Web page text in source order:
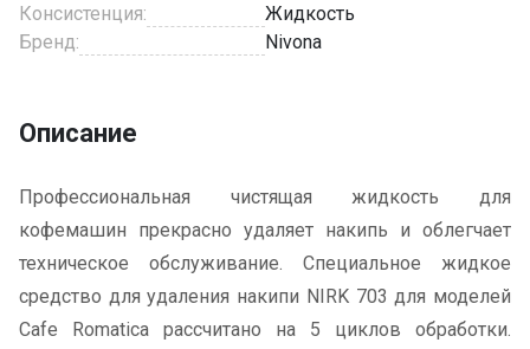
Консистенция:
Жидкость
Бренд:
Nivona
Описание
Профессиональная чистящая жидкость для
кофемашин прекрасно удаляет накипь и облегчает
техническое обслуживание. Специальное жидкое
средство для удаления накипи NIRK 703 для моделей
Cafe Romatica рассчитано на 5 циклов обработки.